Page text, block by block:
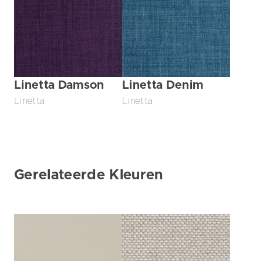
Linetta Damson
Linetta
Linetta Denim
Linetta
Gerelateerde Kleuren